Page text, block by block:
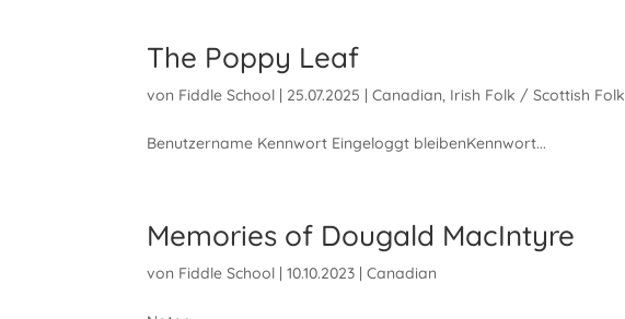
The Poppy Leaf
von Fiddle School | 25.07.2025 |Canadian, Irish Folk / Scottish Folk
Benutzername Kennwort Eingeloggt bleibenKennwort...
Memories of Dougald MacIntyre
von Fiddle School |10.10.2023 |Canadian